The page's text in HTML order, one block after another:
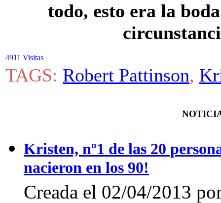
todo, esto era la
4911 Visitas
TAGS: Robert Pattinson,
Kristen, nº1 de las 20
nacieron en los 90!
Creada el 02/04/2013